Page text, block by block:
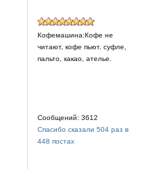
Кофемашина:Кофе не
читают, кофе пьют. суфле,
пальто, какао, ателье.
Сообщений: 3612
Спасибо сказали 504 раз в
448 постах